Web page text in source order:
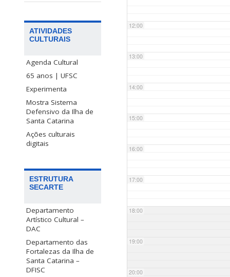
ATIVIDADES
CULTURAIS
Agenda Cultural
65 anos | UFSC
Experimenta
Mostra Sistema
Defensivo da Ilha de
Santa Catarina
Ações culturais
digitais
ESTRUTURA
SECARTE
Departamento
Artístico Cultural –
DAC
Departamento das
Fortalezas da Ilha de
Santa Catarina –
DFISC
12:00
13:00
14:00
15:00
16:00
17:00
18:00
19:00
20:00